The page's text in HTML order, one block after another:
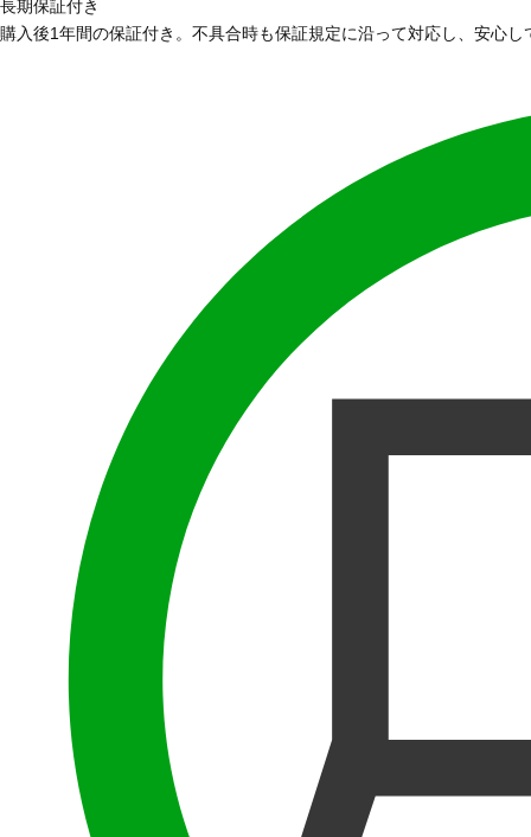
長期保証付き
購入後1年間の保証付き。不具合時も保証規定に沿って対応し、安心